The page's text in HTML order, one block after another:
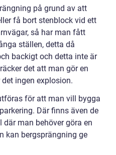
på grund av att
få bort stenblock vid ett
så har man fått
ställen, detta då
backigt och detta inte är
det att man gör en
ingen explosion.
för att man vill bygga
Där finns även de
man behöver göra en
kan bergsprängning ge